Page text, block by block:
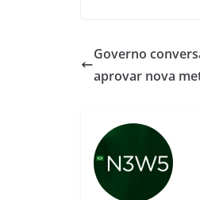
Governo
aprovar nova